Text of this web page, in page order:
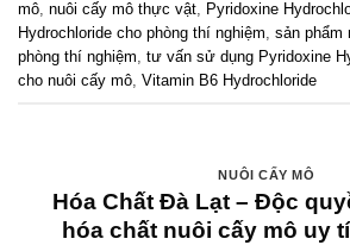
mô nuôi cấy mô thực vật Pyridoxine
Hydrochloride cho phòng thí nghiệm sản phẩm
phòng thí nghiệm tư vấn sử dụng Pyridoxine
cho nuôi cấy mô Vitamin B6 Hydrochloride
NUÔI CẤY MÔ
Hóa Chất Đà Lạt – Độc
hóa chất nuôi cấy mô uy